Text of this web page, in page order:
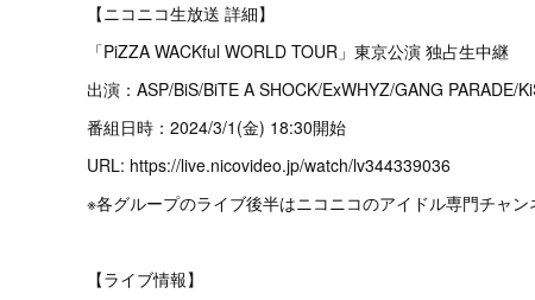
【ニコニコ生放送 詳細】
「PiZZA WACKful WORLD TOUR」東京公演 独占生中継
出演：ASP/BiS/BiTE A SHOCK/ExWHYZ/GANG PARADE/
番組日時：2024/3/1(金) 18:30開始
URL: https://live.nicovideo.jp/watch/lv344339036
※各グループのライブ後半はニコニコのアイドル専門チャ
【ライブ情報】